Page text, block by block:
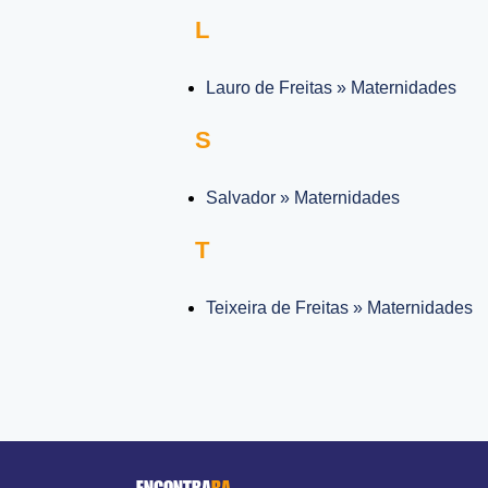
L
Lauro de Freitas » Maternidades
S
Salvador » Maternidades
T
Teixeira de Freitas » Maternidades